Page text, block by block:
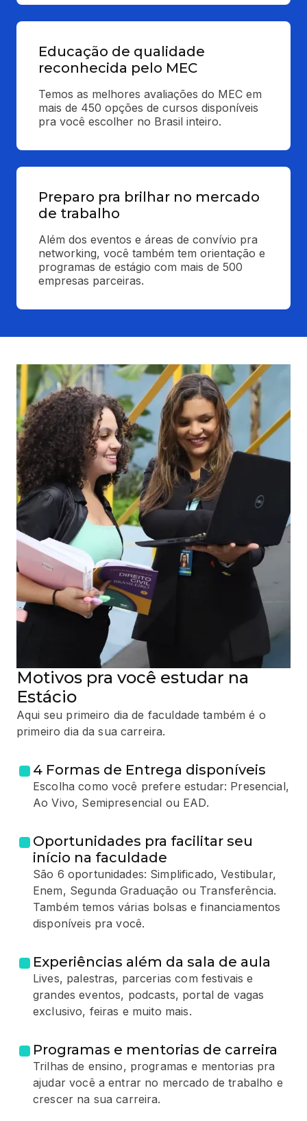
Educação de qualidade
reconhecida pelo MEC
Temos as melhores avaliações do MEC em
mais de 450 opções de cursos disponíveis
pra você escolher no Brasil inteiro.
Preparo pra brilhar no mercado
de trabalho
Além dos eventos e áreas de convívio pra
networking, você também tem orientação e
programas de estágio com mais de 500
empresas parceiras.
Motivos pra você estudar na
Estácio
Aqui seu primeiro dia de faculdade também é o
primeiro dia da sua carreira.
4 Formas de Entrega disponíveis
Escolha como você prefere estudar: Presencial,
Ao Vivo, Semipresencial ou EAD.
Oportunidades pra facilitar seu
início na faculdade
São 6 oportunidades: Simplificado, Vestibular,
Enem, Segunda Graduação ou Transferência.
Também temos várias bolsas e financiamentos
disponíveis pra você.
Experiências além da sala de aula
Lives, palestras, parcerias com festivais e
grandes eventos, podcasts, portal de vagas
exclusivo, feiras e muito mais.
Programas e mentorias de carreira
Trilhas de ensino, programas e mentorias pra
ajudar você a entrar no mercado de trabalho e
crescer na sua carreira.